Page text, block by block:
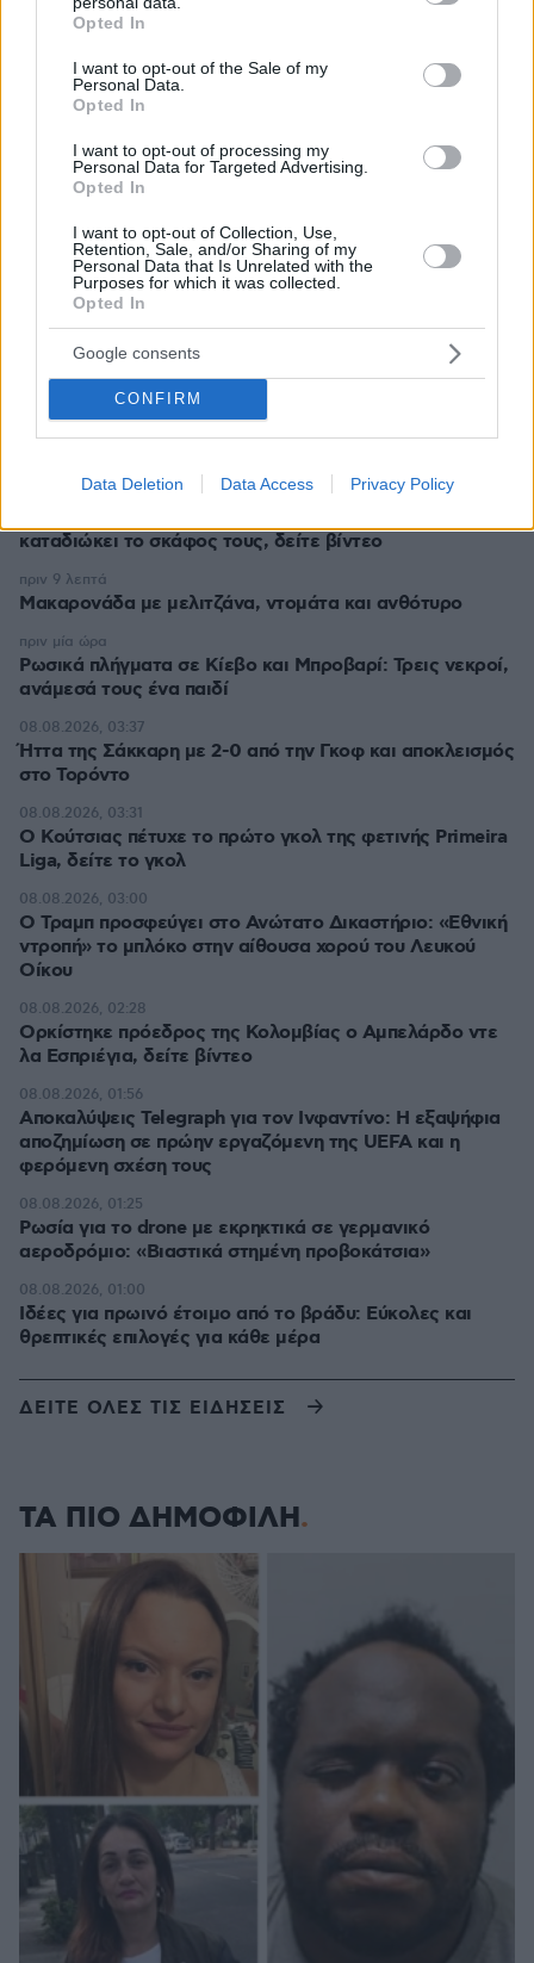
grant or deny consent to Google and its third-party tags to
use your data for below specified purposes in below Google
consent section.
Opted In
I want to opt-out of the Sale of my
Personal Data.
Opted In
I want to opt-out of processing my
Personal Data for Targeted Advertising.
Opted In
I want to opt-out of Collection, Use,
Retention, Sale, and/or Sharing of my
Personal Data that Is Unrelated with the
Purposes for which it was collected.
Opted In
Google consents
CONFIRM
Data Deletion Data Access Privacy Policy
Το μέλλον της τεχνολογίας
27.07.2026, 06:00
Η Smart φοιτητική κατοικία στην καρδιά της Αθήνας
03.08.2026, 10:56
Επαγγελματική Εκπαίδευση & Εξειδίκευση: Το Mοντέλο που
σε Bάζει στην Aγορά Eργασίας
26.07.2026, 09:54
ΡΟΗ ΕΙΔΗΣΕΩΝ
Ειδήσεις Δημοφιλή Σχολιασμένα
καταδιώκει το σκάφος τους, δείτε βίντεο
πριν 6 λεπτά
Μακαρονάδα με μελιτζάνα, ντομάτα και ανθότυρο
πριν 9 λεπτά
Ρωσικά πλήγματα σε Κίεβο και Μπροβαρί: Τρεις νεκροί,
ανάμεσά τους ένα παιδί
πριν μία ώρα
Ήττα της Σάκκαρη με 2-0 από την Γκοφ και αποκλεισμός
στο Τορόντο
08.08.2026, 03:37
Ο Κούτσιας πέτυχε το πρώτο γκολ της φετινής Primeira
Liga, δείτε το γκολ
08.08.2026, 03:31
Ο Τραμπ προσφεύγει στο Ανώτατο Δικαστήριο: «Εθνική
ντροπή» το μπλόκο στην αίθουσα χορού του Λευκού
Οίκου
08.08.2026, 03:00
Ορκίστηκε πρόεδρος της Κολομβίας ο Αμπελάρδο ντε
λα Εσπριέγια, δείτε βίντεο
08.08.2026, 02:28
Αποκαλύψεις Telegraph για τον Ινφαντίνο: Η εξαψήφια
αποζημίωση σε πρώην εργαζόμενη της UEFA και η
φερόμενη σχέση τους
08.08.2026, 01:56
Ρωσία για το drone με εκρηκτικά σε γερμανικό
αεροδρόμιο: «Βιαστικά στημένη προβοκάτσια»
08.08.2026, 01:25
Ιδέες για πρωινό έτοιμο από το βράδυ: Εύκολες και
θρεπτικές επιλογές για κάθε μέρα
08.08.2026, 01:00
ΔΕΙΤΕ ΟΛΕΣ ΤΙΣ ΕΙΔΗΣΕΙΣ
ΤΑ ΠΙΟ ΔΗΜΟΦΙΛΗ